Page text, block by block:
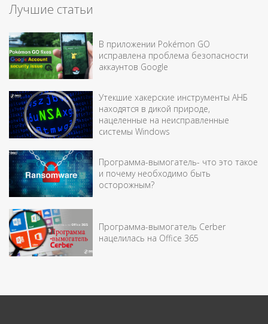
Лучшие статьи
В приложении Pokémon GO
исправлена проблема безопасности
аккаунтов Google
Утекшие хакерские инструменты АНБ
находятся в дикой природе,
нацеленные на неисправленные
системы Windows
Программа-вымогатель- что это такое
и почему необходимо быть
осторожным?
Программа-вымогатель Cerber
нацелилась на Office 365